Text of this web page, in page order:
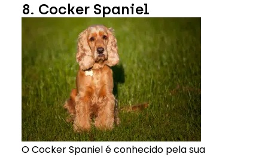
8. Cocker Spaniel
O Cocker Spaniel é conhecido pela sua